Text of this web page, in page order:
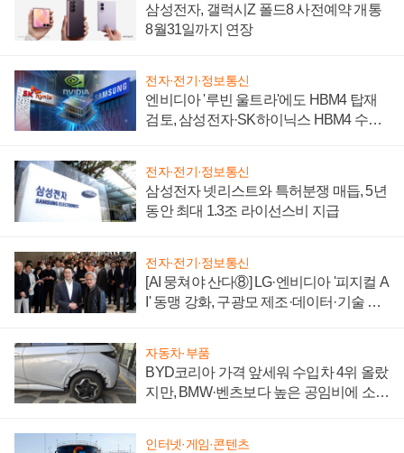
삼성전자, 갤럭시Z 폴드8 사전예약 개통
8월31일까지 연장
전자·전기·정보통신
엔비디아 '루빈 울트라'에도 HBM4 탑재
검토, 삼성전자·SK하이닉스 HBM4 수율
전자·전기·정보통신
삼성전자 넷리스트와 특허분쟁 매듭, 5년
동안 최대 1.3조 라이선스비 지급
전자·전기·정보통신
[AI 뭉쳐야 산다⑧] LG·엔비디아 '피지컬 A
I' 동맹 강화, 구광모 제조·데이터·기술 결
자동차·부품
BYD코리아 가격 앞세워 수입차 4위 올랐
지만, BMW·벤츠보다 높은 공임비에 소비
인터넷·게임·콘텐츠